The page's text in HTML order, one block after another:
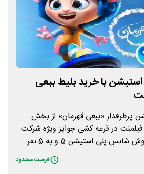
با خرید بلیط ببعی
پرطرفدار «ببعی قهرمان» از بخش
فیلمنت در قرعه کشی جوایز ویژه شرکت
کنید. به 3 برنده خوش شانس پلی استیشن 5 و به 5 نفر
می‌شود. انیمیشن ببعی قهرمان،
که مجلات جغد را می‌خواند و رویای
فرصت محدود